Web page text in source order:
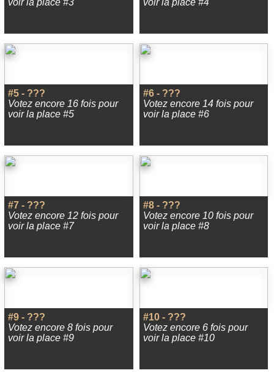
voir la place #3 voir la place #4
#5 - ???
Votez encore 16 fois pour
voir la place #5
#6 - ???
Votez encore 14 fois pour
voir la place #6
#7 - ???
Votez encore 12 fois pour
voir la place #7
#8 - ???
Votez encore 10 fois pour
voir la place #8
#9 - ???
Votez encore 8 fois pour
voir la place #9
#10 - ???
Votez encore 6 fois pour
voir la place #10